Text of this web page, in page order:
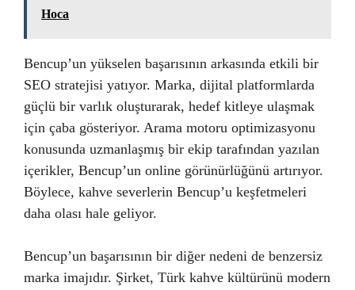
Hoca
Bencup’un yükselen başarısının arkasında etkili bir
SEO stratejisi yatıyor. Marka, dijital platformlarda
güçlü bir varlık oluşturarak, hedef kitleye ulaşmak
için çaba gösteriyor. Arama motoru optimizasyonu
konusunda uzmanlaşmış bir ekip tarafından yazılan
içerikler, Bencup’un online görünürlüğünü artırıyor.
Böylece, kahve severlerin Bencup’u keşfetmeleri
daha olası hale geliyor.
Bencup’un başarısının bir diğer nedeni de benzersiz
marka imajıdır. Şirket, Türk kahve kültürünü modern